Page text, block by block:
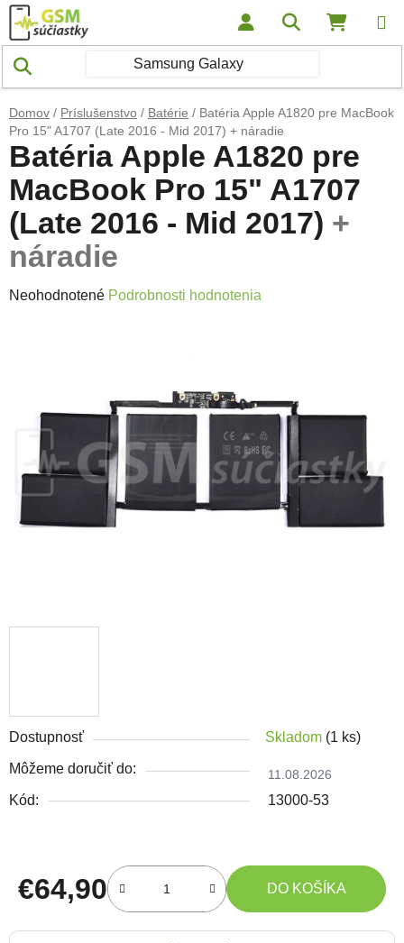
Prejsť na obsah Hľadať
Domov / Príslušenstvo / Batérie / Batéria Apple A1820 pre MacBook
Pro 15" A1707 (Late 2016 - Mid 2017) + náradie
Dostupnosť Skladom (1 ks)
Môžeme doručiť do: 11.08.2026
Kód: 13000-53
€64,90
Jednotková cena:
DO KOŠÍKA
Batéria Apple A1820 pre
MacBook Pro 15" A1707
(Late 2016 - Mid 2017) +
náradie
Priemerné hodnotenie produktu je 0,0 z 5 hviezdičiek.
Neohodnotené Podrobnosti hodnotenia